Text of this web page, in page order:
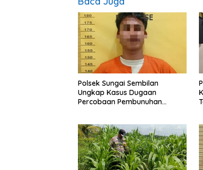
Polsek Sungai Sembilan
Ungkap Kasus Dugaan
Percobaan Pembunuhan